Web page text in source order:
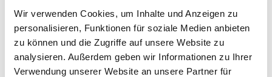
Wir verwenden Cookies, um Inhalte und Anzeigen zu
personalisieren, Funktionen für soziale Medien anbieten
zu können und die Zugriffe auf unsere Website zu
analysieren. Außerdem geben wir Informationen zu Ihrer
Verwendung unserer Website an unsere Partner für
Sehenswürdigkeiten, Straßen und Brücken erstrahlen in der Dunkelheit
und machen den Donauturm zu einem besonderen Ort für einen Besuch
bei Nacht.